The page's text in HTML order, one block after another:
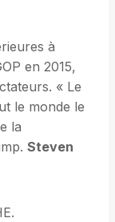
à
en 2015,
« Le
le monde le
la
Steven